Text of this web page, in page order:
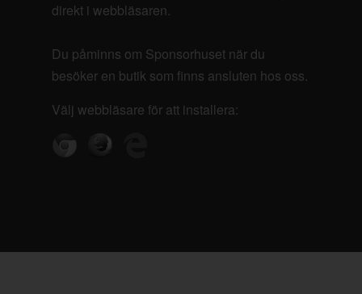
direkt i webbläsaren.
Du påminns om Sponsorhuset när du
besöker en butik som finns ansluten hos oss.
Välj webbläsare för att installera: